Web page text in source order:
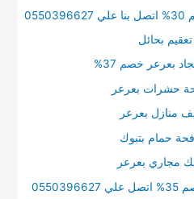
بحائل
بعرعر خصم 37%
حشرات بعرعر
منازل بعرعر
حمام بتبوك
مجاري بعرعر